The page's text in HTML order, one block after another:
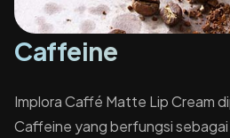
Caffeine
Implora Caffé Matte Lip Cream
Caffeine yang berfungsi